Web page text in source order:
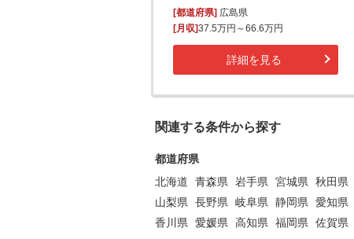
[都道府県] 広島県
[月収]37.5万円～66.6万円
詳細を見る
関連する条件から探す
都道府県
北海道
青森県 岩手県 宮城県 秋田県
山梨県
長野県 岐阜県 静岡県 愛知県
香川県
愛媛県 高知県 福岡県 佐賀県